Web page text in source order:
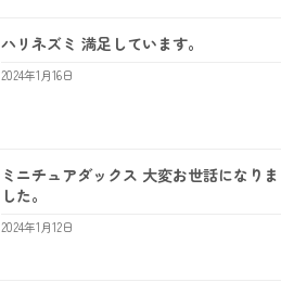
ハリネズミ 満足しています。
2024年1月16日
ミニチュアダックス 大変お世話になりま
した。
2024年1月12日